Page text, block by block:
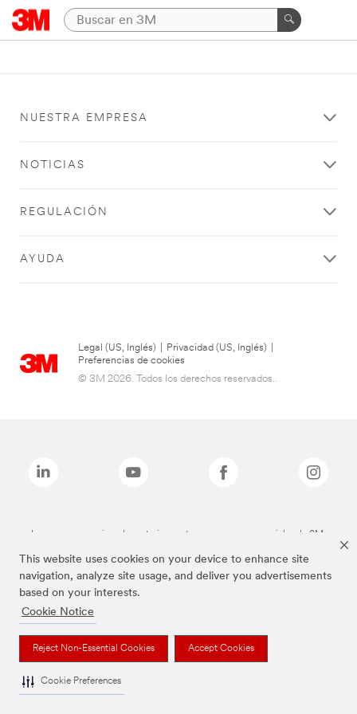
This website uses cookies on your device to enhance site
navigation, analyze site usage, and deliver you advertisements
based on your interests.
Cookie Notice
Reject Non-Essential Cookies Accept Cookies
Cookie Preferences
NUESTRA EMPRESA
NOTICIAS
REGULACIÓN
AYUDA
Legal (US, Inglés) Privacidad (US, Inglés)
Preferencias de cookies
© 3M 2026. Todos los derechos reservados..
Las marcas mencionadas anteriormente son marcas comerciales de 3M.